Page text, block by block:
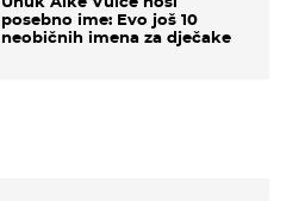
posebno ime: Evo još 10
neobičnih imena za dječake